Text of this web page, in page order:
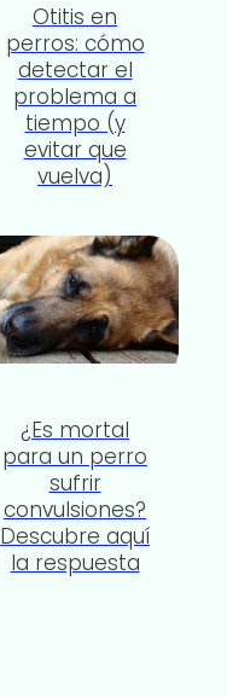
Otitis en
perros: cómo
detectar el
problema a
tiempo (y
evitar que
vuelva)
¿Es mortal
para un perro
sufrir
convulsiones?
Descubre aquí
la respuesta